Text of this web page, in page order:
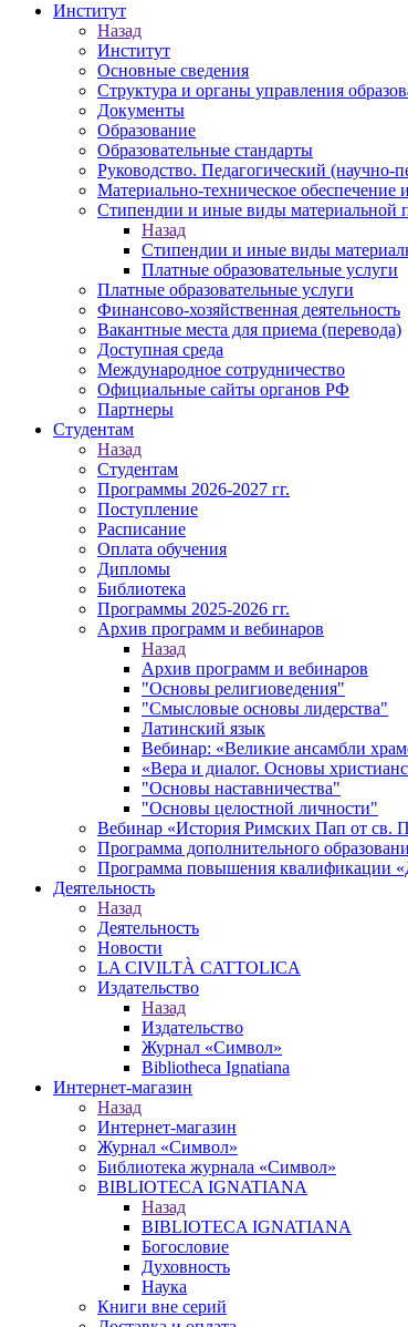
Институт
Назад
Институт
Основные сведения
Структура и органы управления
Документы
Образование
Образовательные стандарты
Руководство. Педагогический (научно-
Материально-техническое обеспечение
Стипендии и иные виды материальной
Назад
Стипендии и иные виды
Платные образовательные услуги
Платные образовательные услуги
Финансово-хозяйственная деятельность
Вакантные места для приема (перевода)
Доступная среда
Международное сотрудничество
Официальные сайты органов РФ
Партнеры
Студентам
Назад
Студентам
Программы 2026-2027 гг.
Поступление
Расписание
Оплата обучения
Дипломы
Библиотека
Программы 2025-2026 гг.
Архив программ и вебинаров
Назад
Архив программ и вебинаров
"Основы религиоведения"
"Смысловые основы лидерства"
Латинский язык
Вебинар: «Великие ансамбли
«Вера и диалог. Основы
"Основы наставничества"
"Основы целостной личности"
Вебинар «История Римских Пап от св.
Программа дополнительного
Программа повышения квалификации
Деятельность
Назад
Деятельность
Новости
LA CIVILTÀ CATTOLICA
Издательство
Назад
Издательство
Журнал «Символ»
Bibliotheca Ignatiana
Интернет-магазин
Назад
Интернет-магазин
Журнал «Символ»
Библиотека журнала «Символ»
BIBLIOTECA IGNATIANA
Назад
BIBLIOTECA IGNATIANA
Богословие
Духовность
Наука
Книги вне серий